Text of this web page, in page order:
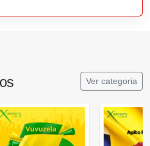
Ver categoria